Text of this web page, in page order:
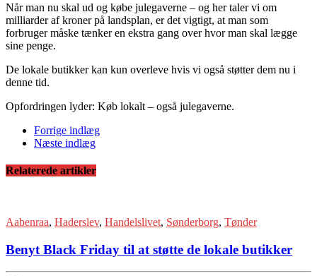
Når man nu skal ud og købe julegaverne – og her taler vi om
milliarder af kroner på landsplan, er det vigtigt, at man som
forbruger måske tænker en ekstra gang over hvor man skal lægge
sine penge.
De lokale butikker kan kun overleve hvis vi også støtter dem nu i
denne tid.
Opfordringen lyder: Køb lokalt – også julegaverne.
Forrige indlæg
Næste indlæg
Relaterede artikler
Aabenraa, Haderslev, Handelslivet, Sønderborg, Tønder
Benyt Black Friday til at støtte de lokale butikker